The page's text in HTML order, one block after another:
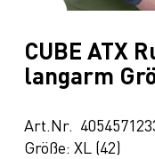
CUBE ATX
langarm
Art.Nr.
Größe: XL (42)